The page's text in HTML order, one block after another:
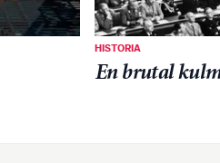
HISTORIA
En brutal